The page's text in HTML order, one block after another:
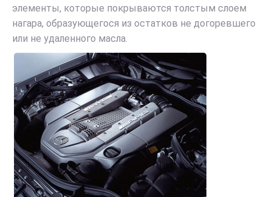
элементы, которые покрываются толстым слоем
нагара, образующегося из остатков не догоревшего
или не удаленного масла.